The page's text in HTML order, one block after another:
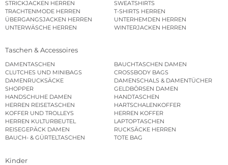
STRICKJACKEN HERREN
SWEATSHIRTS
TRACHTENMODE HERREN
T-SHIRTS HERREN
ÜBERGANGSJACKEN HERREN
UNTERHEMDEN HERREN
UNTERWÄSCHE HERREN
WINTERJACKEN HERREN
Taschen & Accessoires
DAMENTASCHEN
BAUCHTASCHEN DAMEN
CLUTCHES UND MINIBAGS
CROSSBODY BAGS
DAMENRUCKSÄCKE
DAMENSCHALS & DAMENTÜCHER
SHOPPER
GELDBÖRSEN DAMEN
HANDSCHUHE DAMEN
HANDTASCHEN
HERREN REISETASCHEN
HARTSCHALENKOFFER
KOFFER UND TROLLEYS
HERREN KOFFER
HERREN KULTURBEUTEL
LAPTOPTASCHEN
REISEGEPÄCK DAMEN
RUCKSÄCKE HERREN
BAUCH- & GÜRTELTASCHEN
TOTE BAG
Kinder